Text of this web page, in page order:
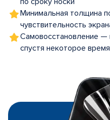
Минимальная толщина
чувствительность
Самовосстановление —
спустя некоторое время